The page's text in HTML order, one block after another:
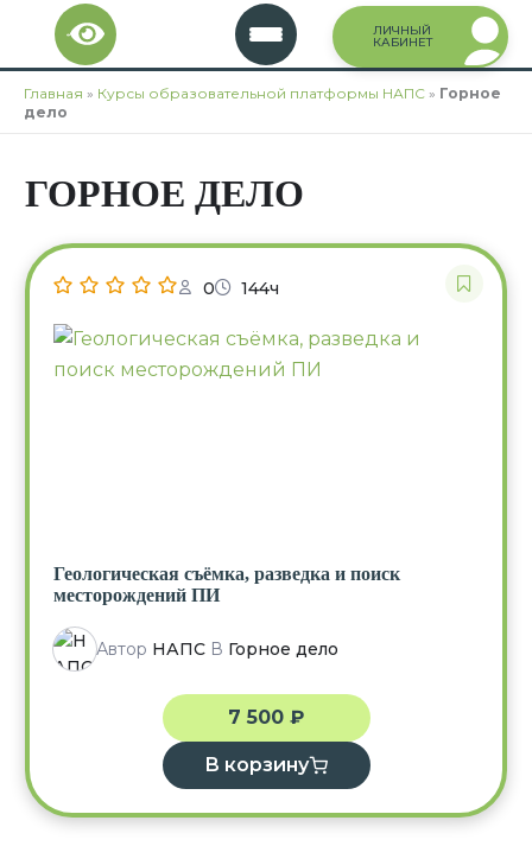
Перейти
содержимому
ЛИЧНЫЙ
КАБИНЕТ
Главная » Курсы образовательной платформы НАПС » Горное
дело
ГОРНОЕ ДЕЛО
0 144ч
Геологическая съёмка, разведка и поиск
месторождений ПИ
Автор НАПСВ Горное дело
7 500 ₽
В корзину